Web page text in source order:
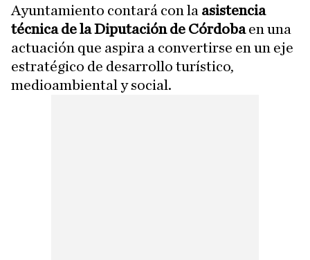
Ayuntamiento contará con la asistencia
técnica de la Diputación de Córdobaen una
actuación que aspira a convertirse en un eje
estratégico de desarrollo turístico,
medioambiental y social.